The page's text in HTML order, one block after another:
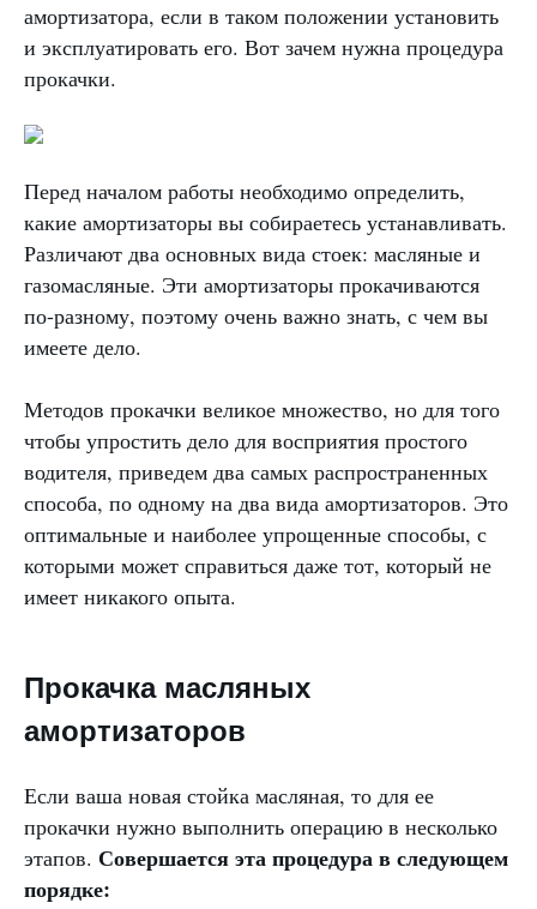
амортизатора, если в таком положении установить
и эксплуатировать его. Вот зачем нужна процедура
прокачки.
Перед началом работы необходимо определить,
какие амортизаторы вы собираетесь устанавливать.
Различают два основных вида стоек: масляные и
газомасляные. Эти амортизаторы прокачиваются
по-разному, поэтому очень важно знать, с чем вы
имеете дело.
Методов прокачки великое множество, но для того
чтобы упростить дело для восприятия простого
водителя, приведем два самых распространенных
способа, по одному на два вида амортизаторов. Это
оптимальные и наиболее упрощенные способы, с
которыми может справиться даже тот, который не
имеет никакого опыта.
Прокачка масляных
амортизаторов
Если ваша новая стойка масляная, то для ее
прокачки нужно выполнить операцию в несколько
этапов. Совершается эта процедура в следующем
порядке: